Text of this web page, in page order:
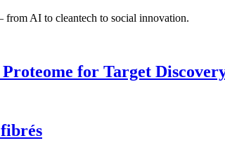
from AI to cleantech to social innovation.
for Target